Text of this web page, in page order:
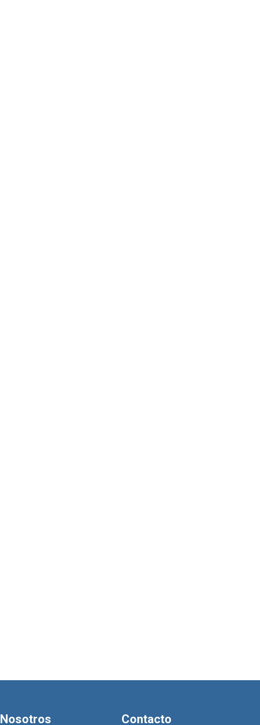
Nosotros Contacto